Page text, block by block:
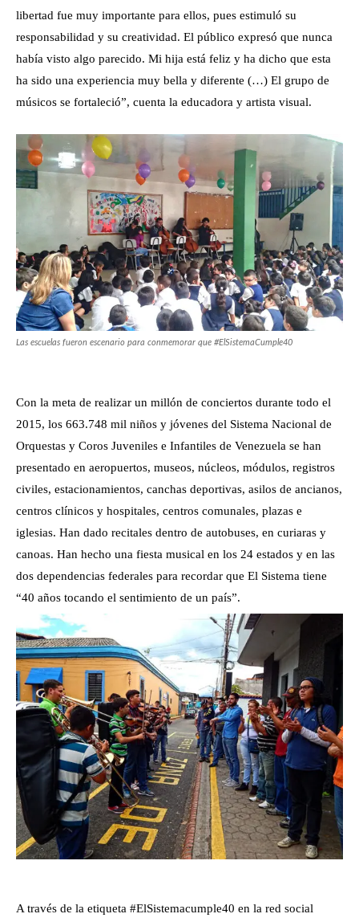
libertad fue muy importante para ellos, pues estimuló su
responsabilidad y su creatividad. El público expresó que nunca
había visto algo parecido. Mi hija está feliz y ha dicho que esta
ha sido una experiencia muy bella y diferente (…) El grupo de
músicos se fortaleció”, cuenta la educadora y artista visual.
Las escuelas fueron escenario para conmemorar que #ElSistemaCumple40
Con la meta de realizar un millón de conciertos durante todo el
2015, los 663.748 mil niños y jóvenes del Sistema Nacional de
Orquestas y Coros Juveniles e Infantiles de Venezuela se han
presentado en aeropuertos, museos, núcleos, módulos, registros
civiles, estacionamientos, canchas deportivas, asilos de ancianos,
centros clínicos y hospitales, centros comunales, plazas e
iglesias. Han dado recitales dentro de autobuses, en curiaras y
canoas. Han hecho una fiesta musical en los 24 estados y en las
dos dependencias federales para recordar que El Sistema tiene
“40 años tocando el sentimiento de un país”.
A través de la etiqueta #ElSistemacumple40 en la red social